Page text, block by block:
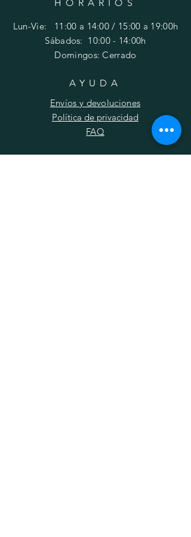
HORARIOS
Lun-Vie: 11:00 a 14:00 / 15:00 a 19:00h
​​Sábados: 10:00 - 14:00h
Domingos: Cerrado
AYUDA
Envíos y devoluciones
Política de privacidad
FAQ